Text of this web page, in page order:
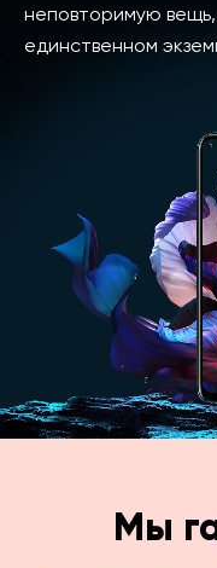
неповторимую вещь,
единственном
Мы